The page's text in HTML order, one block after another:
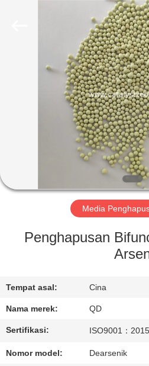
RUMAH
PRODUK
TENTANG
TUR
KONTROL
HUBUNGI
KAMI
Media
Penghapusan
Tempat asal: Cina
Nama merek: QD
Sertifikasi: ISO9001：2015
Nomor model: Dearsenik